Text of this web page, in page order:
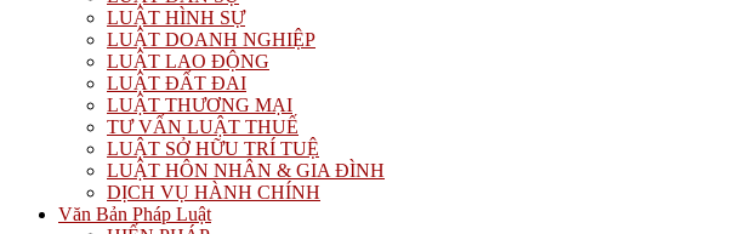
LUẬT HÌNH SỰ
LUẬT DOANH NGHIỆP
LUẬT LAO ĐỘNG
LUẬT ĐẤT ĐAI
LUẬT THƯƠNG MẠI
TƯ VẤN LUẬT THUẾ
LUẬT SỞ HỮU TRÍ TUỆ
LUẬT HÔN NHÂN & GIA ĐÌNH
DỊCH VỤ HÀNH CHÍNH
Văn Bản Pháp Luật